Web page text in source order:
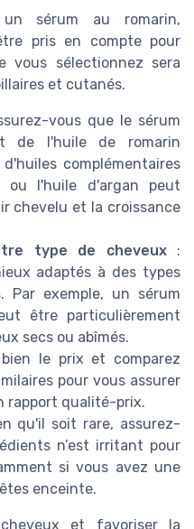
un sérum au romarin,
pris en compte pour
vous sélectionnez sera
et cutanés.
vous que le sérum
de l'huile de romarin
complémentaires
ou l'huile d'argan peut
chevelu et la croissance
type de cheveux:
adaptés à des types
Par exemple, un sérum
être particulièrement
secs ou abîmés.
le prix et comparez
pour vous assurer
rapport qualité-prix.
qu'il soit rare, assurez-
n’est irritant pour
si vous avez une
enceinte.
et favoriser la